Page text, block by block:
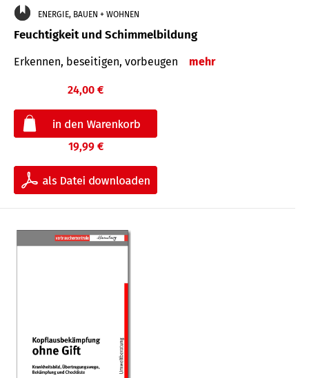
ENERGIE, BAUEN + WOHNEN
Feuchtigkeit und Schimmelbildung
Erkennen, beseitigen, vorbeugen mehr
24,00 €
19,99 €